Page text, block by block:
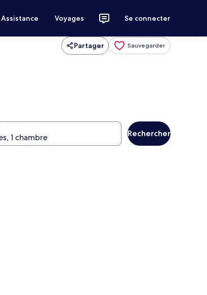
Assistance Voyages Se connecter
Partager Sauvegarder
Rechercher